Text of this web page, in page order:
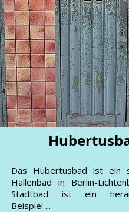
Das Hubertusbad ist ein
Hallenbad in Berlin-
Stadtbad ist ein
Beispiel ...